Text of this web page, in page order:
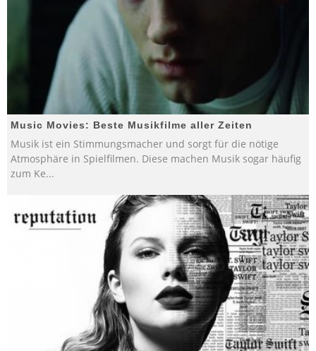
Music Movies: Beste Musikfilme aller Zeiten
Musik ist ein Stimmungsmacher und sorgt für die nötige
Atmosphäre in Spielfilmen. Diese machen Musik sogar häufig
zum Ke...